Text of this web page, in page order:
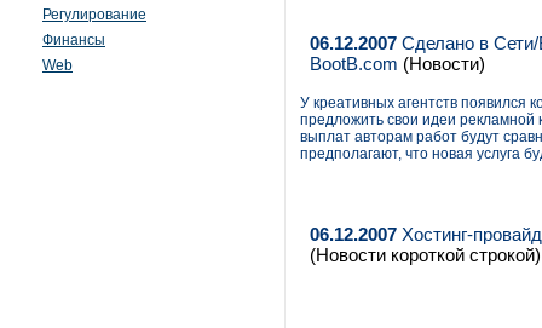
Регулирование
Финансы
Web
06.12.2007 Сделано в Сети/
BootB.com (Новости)
У креативных агентств появился
предложить свои идеи
выплат авторам работ будут
предполагают, что новая услуга
06.12.2007 Хостинг-
(Новости короткой строкой)